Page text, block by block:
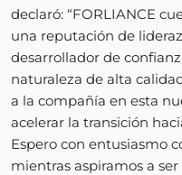
declaró: “FORLIANCE
una reputación de
desarrollador de
naturaleza de alta
a la compañía en esta
acelerar la transición
Espero con entusiasmo
mientras aspiramos a